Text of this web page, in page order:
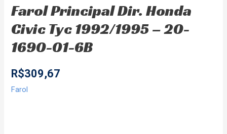
Farol Principal Dir. Honda
Civic Tyc 1992/1995 – 20-
1690-01-6B
R$309,67
Farol